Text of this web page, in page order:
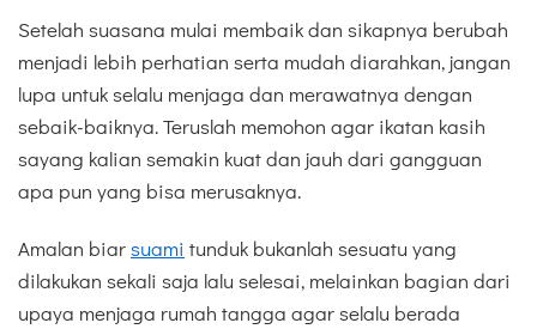
Setelah suasana mulai membaik dan sikapnya berubah
menjadi lebih perhatian serta mudah diarahkan, jangan
lupa untuk selalu menjaga dan merawatnya dengan
sebaik-baiknya. Teruslah memohon agar ikatan kasih
sayang kalian semakin kuat dan jauh dari gangguan
apa pun yang bisa merusaknya.
Amalan biarsuami tunduk bukanlah sesuatu yang
dilakukan sekali saja lalu selesai, melainkan bagian dari
upaya menjaga rumah tangga agar selalu berada